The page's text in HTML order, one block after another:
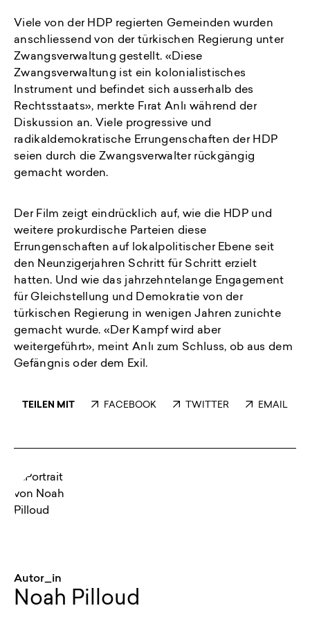
Viele von der HDP regierten Gemeinden wurden
anschliessend von der türkischen Regierung unter
Zwangsverwaltung gestellt. «Diese
Zwangsverwaltung ist ein kolonialistisches
Instrument und befindet sich ausserhalb des
Rechtsstaats», merkte Fırat Anlı während der
Diskussion an. Viele progressive und
radikaldemokratische Errungenschaften der HDP
seien durch die Zwangsverwalter rückgängig
gemacht worden.
Der Film zeigt eindrücklich auf, wie die HDP und
weitere prokurdische Parteien diese
Errungenschaften auf lokalpolitischer Ebene seit
den Neunzigerjahren Schritt für Schritt erzielt
hatten. Und wie das jahrzehntelange Engagement
für Gleichstellung und Demokratie von der
türkischen Regierung in wenigen Jahren zunichte
gemacht wurde. «Der Kampf wird aber
weitergeführt», meint Anlı zum Schluss, ob aus dem
Gefängnis oder dem Exil.
TEILEN MIT FACEBOOK TWITTER EMAIL
Autor_in
Noah Pilloud